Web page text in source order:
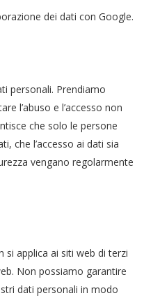
dei dati con Google.
personali. Prendiamo
l’abuso e l’accesso non
che solo le persone
che l’accesso ai dati sia
vengano regolarmente
si applica ai siti web di terzi
Non possiamo garantire
dati personali in modo